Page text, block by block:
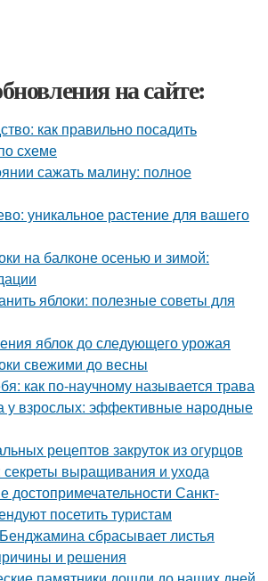
на сайте:
как правильно посадить
схеме
сажать малину: полное
уникальное растение для вашего
на балконе осенью и зимой:
яблоки: полезные советы для
яблок до следующего урожая
свежими до весны
как по-научному называется трава
у взрослых: эффективные народные
рецептов закруток из огурцов
выращивания и ухода
достопримечательности Санкт-
посетить туристам
сбрасывает листья
и решения